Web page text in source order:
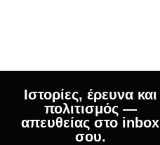
Ιστορίες, έρευνα και
πολιτισμός —
απευθείας στο inbox
σου.